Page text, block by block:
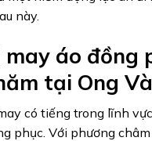
này.
may áo đồng
tại Ong
có tiếng trong lĩnh
phục. Với phương